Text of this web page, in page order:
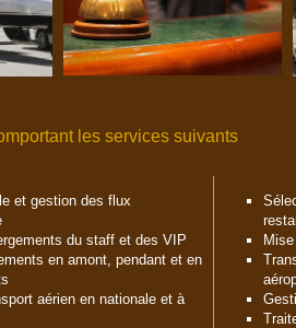
les services suivants
et gestion des flux
du staff et des VIP
en amont, pendant et en
aérien en nationale et à